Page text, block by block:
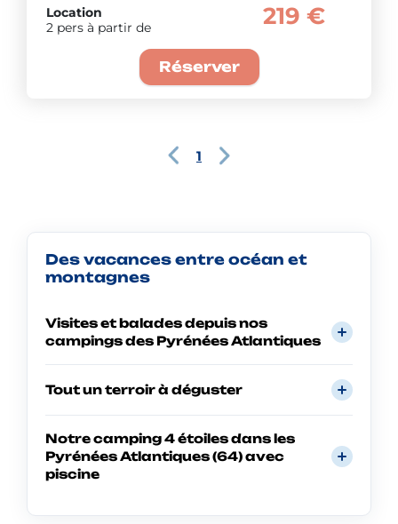
Location
2 pers à partir de
219 €
Réserver
1
Des vacances entre océan et
montagnes
Visites et balades depuis nos
campings des Pyrénées Atlantiques
Tout un terroir à déguster
Notre camping 4 étoiles dans les
Pyrénées Atlantiques (64) avec
piscine